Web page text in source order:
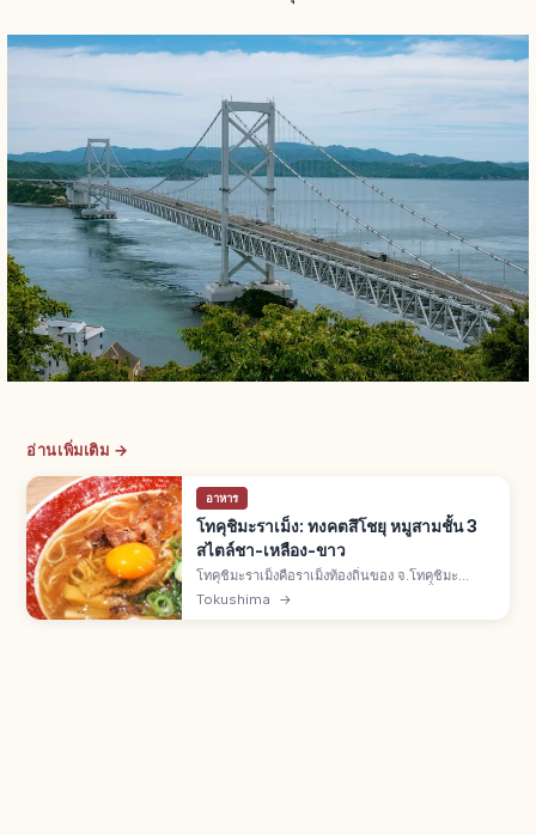
อ่านเพิ่มเติม →
อาหาร
โทคุชิมะราเม็ง: ทงคตสึโชยุ หมูสามชั้น 3
สไตล์ชา-เหลือง-ขาว
โทคุชิมะราเม็งคือราเม็งท้องถิ่นของ จ.โทคุชิมะ
ภูมิภาคชิโกกุ ซุปทงคตสึโชยุเข้ม หมูสามชั้นรสหวาน
Tokushima →